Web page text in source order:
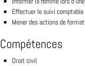
Effectuer le suivi
Mener des actions de
Compétences
Droit civil